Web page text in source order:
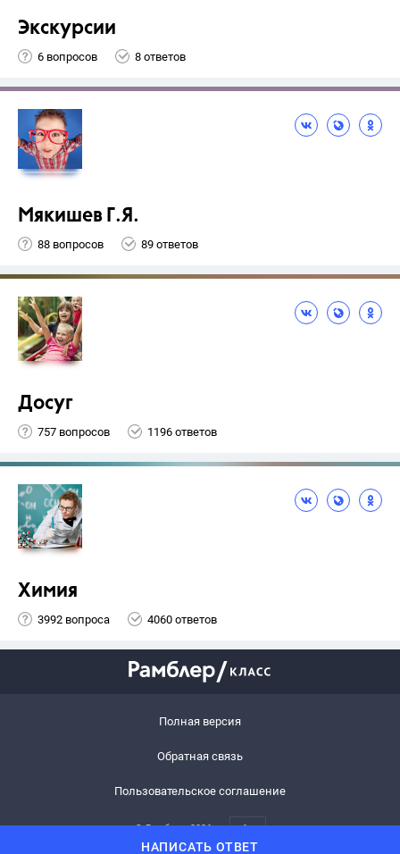
НАПИСАТЬ ОТВЕТ
Экскурсии
6 вопросов 8 ответов
Мякишев Г.Я.
88 вопросов 89 ответов
Досуг
757 вопросов 1196 ответов
Химия
3992 вопроса 4060 ответов
Полная версия
Обратная связь
Пользовательское соглашение
© Рамблер,2026 6+